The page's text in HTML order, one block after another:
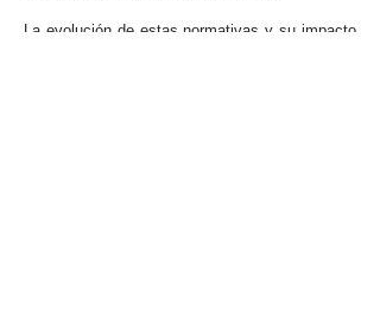
La evolución de estas normativas y su impacto